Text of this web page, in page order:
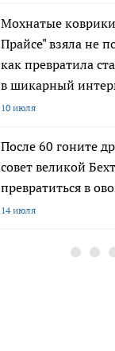
Мохнатые
Прайсе" взяла не
как превратила
в шикарный
10 июля
После 60 гоните
совет великой
превратиться в
14 июля
Гигант с нежной